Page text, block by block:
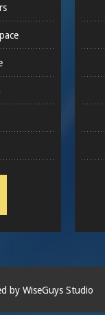
by WiseGuys Studio